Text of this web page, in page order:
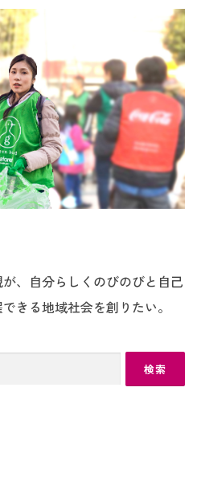
、自分らしくのびのびと自己
きる地域社会を創りたい。